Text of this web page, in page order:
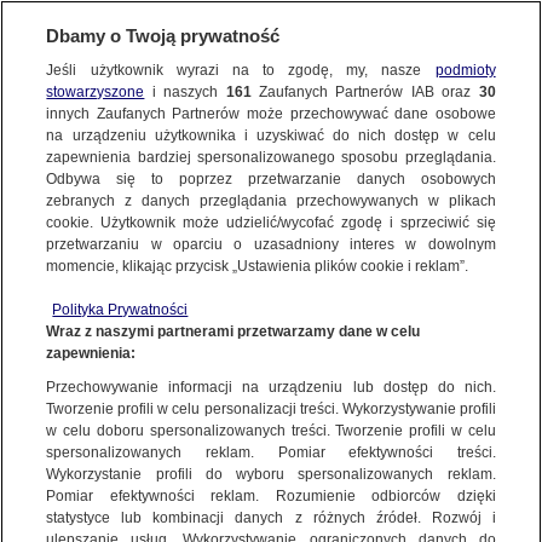
WARSZAWA
OKOLICE
Ciało kobiety w wykopie na podwórku. 45-
latek usłyszał zarzut zabójstwa
15.12.2025, 18:44
Czyta lektor AI
Dbamy o Twoją prywatność
Jeśli użytkownik wyrazi na to zgodę, my, nasze podmioty
stowarzyszone i naszych 161Zaufanych Partnerów IAB oraz 30
innych Zaufanych Partnerów może przechowywać dane osobowe
na urządzeniu użytkownika i uzyskiwać do nich dostęp w celu
zapewnienia bardziej spersonalizowanego sposobu przeglądania.
Odbywa się to poprzez przetwarzanie danych osobowych
zebranych z danych przeglądania przechowywanych w plikach
cookie. Użytkownik może udzielić/wycofać zgodę i sprzeciwić się
przetwarzaniu w oparciu o uzasadniony interes w dowolnym
momencie, klikając przycisk „Ustawienia plików cookie i reklam”.
Polityka Prywatności
Wraz z naszymi partnerami przetwarzamy dane w celu
zapewnienia:
Przechowywanie informacji na urządzeniu lub dostęp do nich.
Tworzenie profili w celu personalizacji treści. Wykorzystywanie profili
w celu doboru spersonalizowanych treści. Tworzenie profili w celu
spersonalizowanych reklam. Pomiar efektywności treści.
Wykorzystanie profili do wyboru spersonalizowanych reklam.
Pomiar efektywności reklam. Rozumienie odbiorców dzięki
statystyce lub kombinacji danych z różnych źródeł. Rozwój i